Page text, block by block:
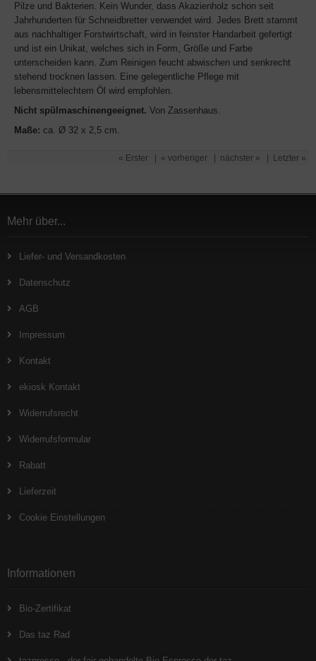
Pilze und Bakterien. Kein Wunder, dass Akazienholz schon seit
Jahrhunderten für Schneidbretter verwendet wird. Jedes Brett stammt
aus nachhaltiger Forstwirtschaft, wird in feinster Handarbeit gefertigt
und ist ein Unikat, welches sich in Form, Größe und Farbe
unterscheiden kann. Zum Reinigen feucht abwischen und senkrecht
stehend trocknen lassen. Eine gelegentliche Pflege mit
lebensmittelechtem Öl wird empfohlen.
Nicht spülmaschinengeeignet. Von Zassenhaus.
Maße: ca. Ø 32 x 2,5 cm.
« Erster « vorheriger nächster » Letzter »
Mehr über...
Liefer- und Versandkosten
Datenschutz
AGB
Impressum
Kontakt
ekiosk Kontakt
Widerrufsrecht
Widerrufsformular
Rabatt
Lieferzeit
Cookie Einstellungen
Informationen
Bio-Zertifikat
Das taz Rad